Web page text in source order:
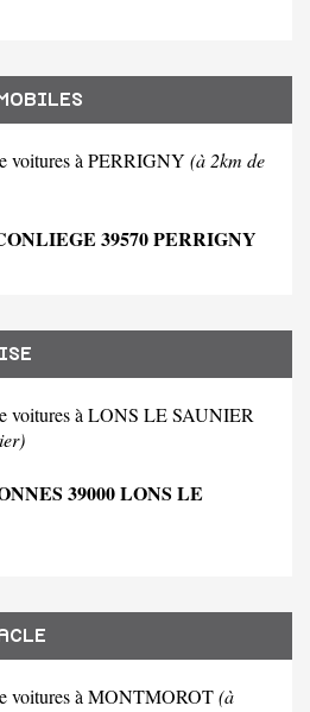
voitures à PERRIGNY (à 2km de
39570 PERRIGNY
voitures à LONS LE SAUNIER
39000 LONS LE
voitures à MONTMOROT(à